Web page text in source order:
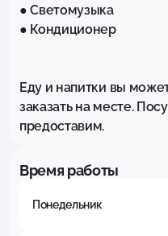
● Светомузыка
● Кондиционер
Еду и напитки вы
заказать на месте.
предоставим.
Время работы
Понедельник